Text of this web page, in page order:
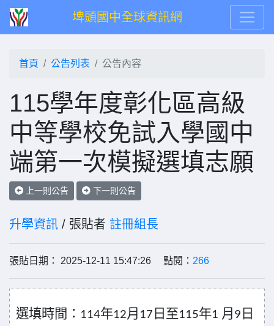
埤頭國中全球資訊網
首頁 公告列表 公告內容
115學年度彰化區高級
中等學校免試入學國中
端第一次模擬選填志願
上一則公告 下一則公告
升學資訊 / 張貼者 註冊組長
張貼日期： 2025-12-11 15:47:26 點閱： 266
選填時間： 114年12月 17 日至115年1 月 9 日